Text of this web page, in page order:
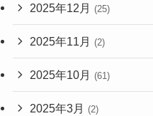
2025年12月 (25)
2025年11月 (2)
2025年10月 (61)
2025年3月 (2)